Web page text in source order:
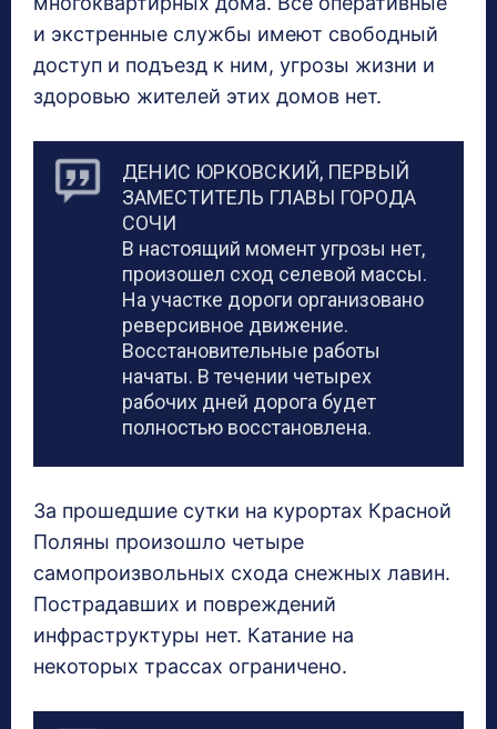
и экстренные службы имеют свободный
доступ и подъезд к ним, угрозы жизни и
здоровью жителей этих домов нет.
ДЕНИС ЮРКОВСКИЙ, ПЕРВЫЙ
ЗАМЕСТИТЕЛЬ ГЛАВЫ ГОРОДА
СОЧИ
В настоящий момент угрозы нет,
произошел сход селевой массы.
На участке дороги организовано
реверсивное движение.
Восстановительные работы
начаты. В течении четырех
рабочих дней дорога будет
полностью восстановлена.
За прошедшие сутки на курортах Красной
Поляны произошло четыре
самопроизвольных схода снежных лавин.
Пострадавших и повреждений
инфраструктуры нет. Катание на
некоторых трассах ограничено.